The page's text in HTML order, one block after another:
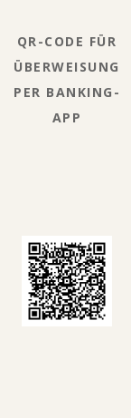
QR-CODE FÜR
ÜBERWEISUNG
PER BANKING-
APP